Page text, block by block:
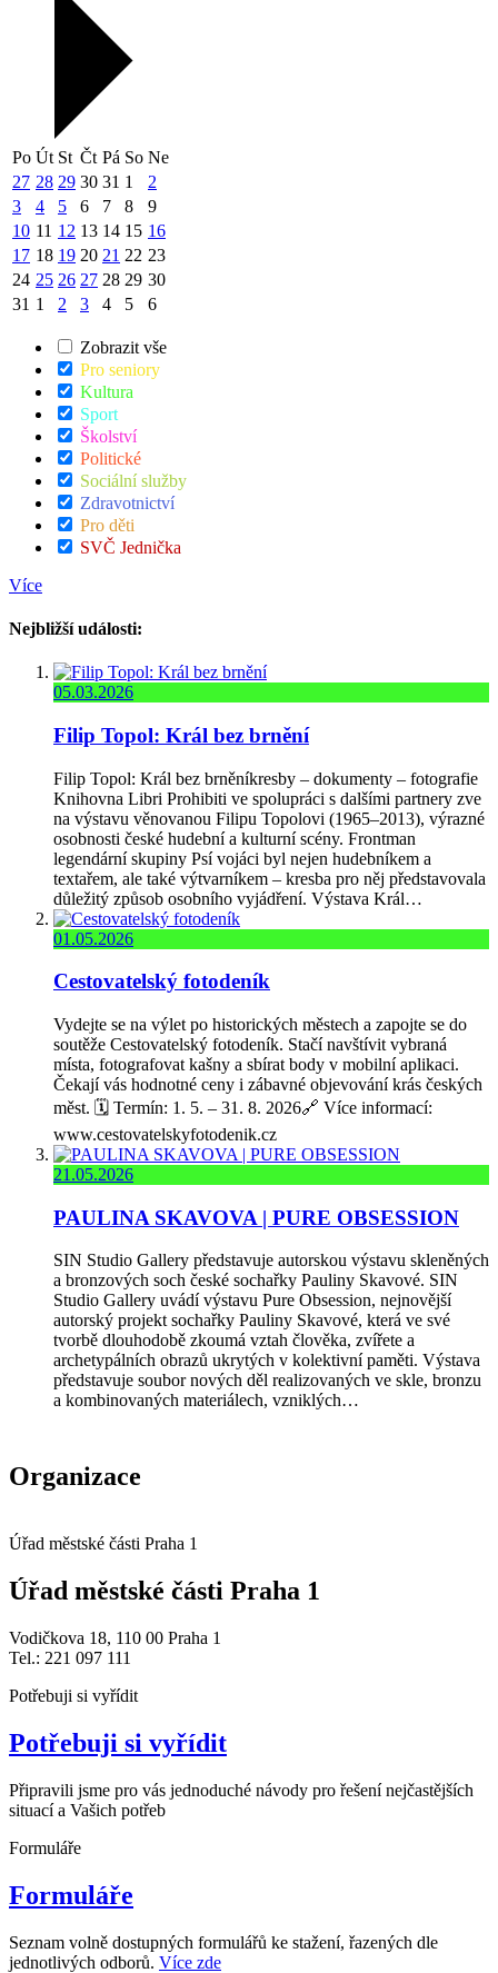
Po Út St Čt Pá So Ne
27 28 29 30 31 1
2
3
4 5 6 7 8
9
10 11 12 13 14 15 16
17 18 19 20 21 22 23
24 25 26 27 28 29 30
31 1 2 3 4 5 6
Zobrazit vše
Pro seniory
Kultura
Sport
Školství
Politické
Sociální služby
Zdravotnictví
Pro děti
SVČ Jednička
Více
Nejbližší události:
05.03.2026
Filip Topol: Král bez brnění
Filip Topol: Král bez brněníkresby – dokumenty – fotografie
Knihovna Libri Prohibiti ve spolupráci s dalšími partnery zve
na výstavu věnovanou Filipu Topolovi (1965–2013), výrazné
osobnosti české hudební a kulturní scény. Frontman
legendární skupiny Psí vojáci byl nejen hudebníkem a
textařem, ale také výtvarníkem – kresba pro něj představovala
důležitý způsob osobního vyjádření. Výstava Král…
01.05.2026
Cestovatelský fotodeník
Vydejte se na výlet po historických městech a zapojte se do
soutěže Cestovatelský fotodeník. Stačí navštívit vybraná
místa, fotografovat kašny a sbírat body v mobilní aplikaci.
Čekají vás hodnotné ceny i zábavné objevování krás českých
měst. 🗓️ Termín: 1. 5. – 31. 8. 2026🔗 Více informací:
www.cestovatelskyfotodenik.cz
21.05.2026
PAULINA SKAVOVA | PURE OBSESSION
SIN Studio Gallery představuje autorskou výstavu skleněných
a bronzových soch české sochařky Pauliny Skavové. SIN
Studio Gallery uvádí výstavu Pure Obsession, nejnovější
autorský projekt sochařky Pauliny Skavové, která ve své
tvorbě dlouhodobě zkoumá vztah člověka, zvířete a
archetypálních obrazů ukrytých v kolektivní paměti. Výstava
představuje soubor nových děl realizovaných ve skle, bronzu
a kombinovaných materiálech, vzniklých…
Organizace
Úřad městské části Praha 1
Úřad městské části Praha 1
Vodičkova 18, 110 00 Praha 1
Tel.: 221 097 111
Potřebuji si vyřídit
Potřebuji si vyřídit
Připravili jsme pro vás jednoduché návody pro řešení nejčastějších
situací a Vašich potřeb
Formuláře
Formuláře
Seznam volně dostupných formulářů ke stažení, řazených dle
jednotlivých odborů. Více zde